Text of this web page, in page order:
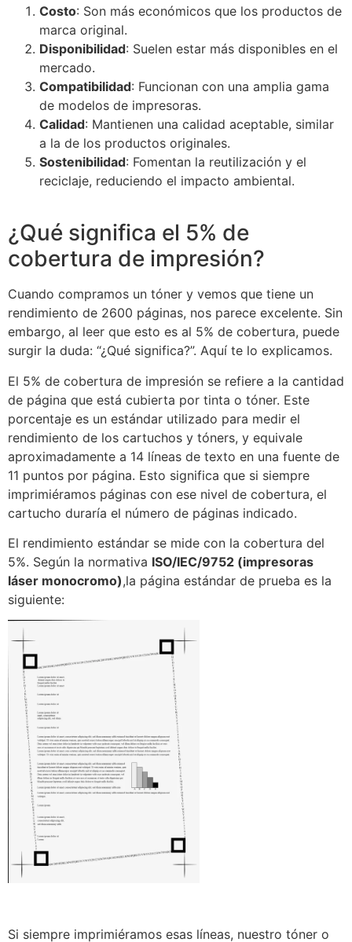
Costo: Son más económicos que los productos de
marca original.
Disponibilidad: Suelen estar más disponibles en el
mercado.
Compatibilidad: Funcionan con una amplia gama
de modelos de impresoras.
Calidad: Mantienen una calidad aceptable, similar
a la de los productos originales.
Sostenibilidad: Fomentan la reutilización y el
reciclaje, reduciendo el impacto ambiental.
¿Qué significa el 5% de
cobertura de impresión?
Cuando compramos un tóner y vemos que tiene un
rendimiento de 2600 páginas, nos parece excelente. Sin
embargo, al leer que esto es al 5% de cobertura, puede
surgir la duda: “¿Qué significa?”. Aquí te lo explicamos.
El 5% de cobertura de impresión se refiere a la cantidad
de página que está cubierta por tinta o tóner. Este
porcentaje es un estándar utilizado para medir el
rendimiento de los cartuchos y tóners, y equivale
aproximadamente a 14 líneas de texto en una fuente de
11 puntos por página. Esto significa que si siempre
imprimiéramos páginas con ese nivel de cobertura, el
cartucho duraría el número de páginas indicado.
El rendimiento estándar se mide con la cobertura del
5%. Según la normativa ISO/IEC/9752 (impresoras
láser monocromo),la página estándar de prueba es la
siguiente:
Si siempre imprimiéramos esas líneas, nuestro tóner o